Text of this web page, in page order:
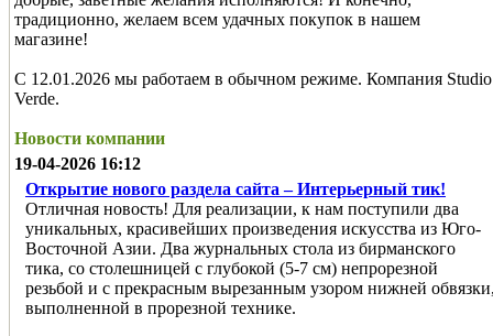
традиционно, желаем всем удачных покупок в нашем
магазине!
С 12.01.2026 мы работаем в обычном режиме. Компания Studio
Verde.
Новости компании
19-04-2026 16:12
Открытие нового раздела сайта – Интерьерный тик!
Отличная новость! Для реализации, к нам поступили два
уникальных, красивейших произведения искусства из Юго-
Восточной Азии. Два журнальных стола из бирманского
тика, со столешницей с глубокой (5-7 см) непрорезной
резьбой и с прекрасным вырезанным узором нижней
выполненной в прорезной технике.